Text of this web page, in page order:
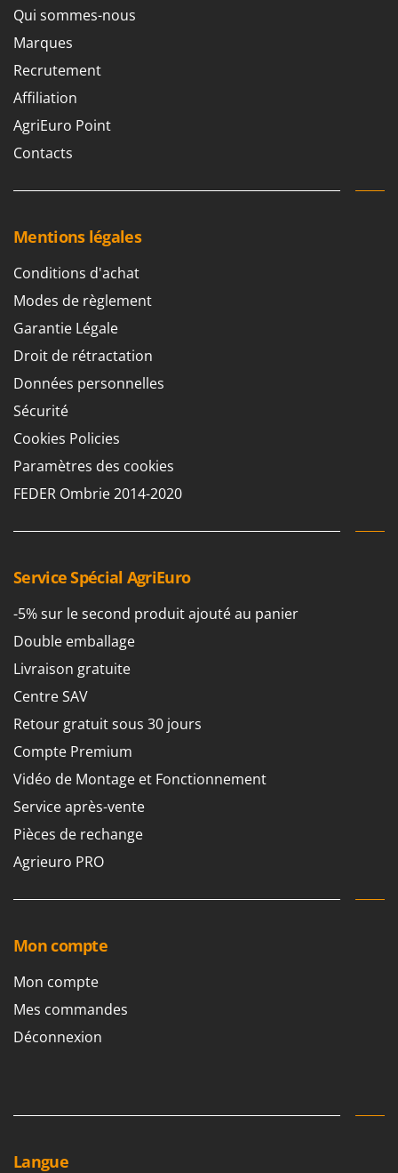
Transpalettes
Treuils de débardage
Tronçonneuses
V
Vêtements de Sécurité
Vibroculteurs à tracteur
Lisam
M
M.A.I.BO.
Macom
Macte Ovens
MAMMAMIA
Marcato
Marina Systems
Master
Mastercook
Masterpro
McCulloch
MCH
Michelin
Mockmill
MOSA
MOVA
Mowox
MTD
N
New O.M.R.A.
Nilfisk
Ninja
Novatec
Novital
NuAir
Oliviero
Olix
OMA
Omas
Oriental Koshin
Qui sommes-nous
Marques
Recrutement
Affiliation
AgriEuro Point
Contacts
Mentions légales
Conditions d'achat
Modes de règlement
Garantie Légale
Droit de rétractation
Données personnelles
Sécurité
Cookies Policies
Paramètres des cookies
FEDER Ombrie 2014-2020
Service Spécial AgriEuro
-5% sur le second produit ajouté au panier
Double emballage
Livraison gratuite
Centre SAV
Retour gratuit sous 30 jours
Compte Premium
Vidéo de Montage et Fonctionnement
Service après-vente
Pièces de rechange
Agrieuro PRO
Mon compte
Mon compte
Mes commandes
Déconnexion
Langue